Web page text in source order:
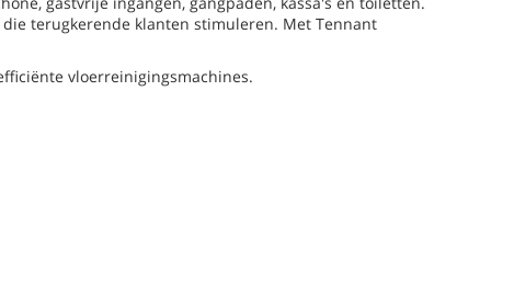
terugkerende klanten stimuleren. Met Tennant
vloerreinigingsmachines.